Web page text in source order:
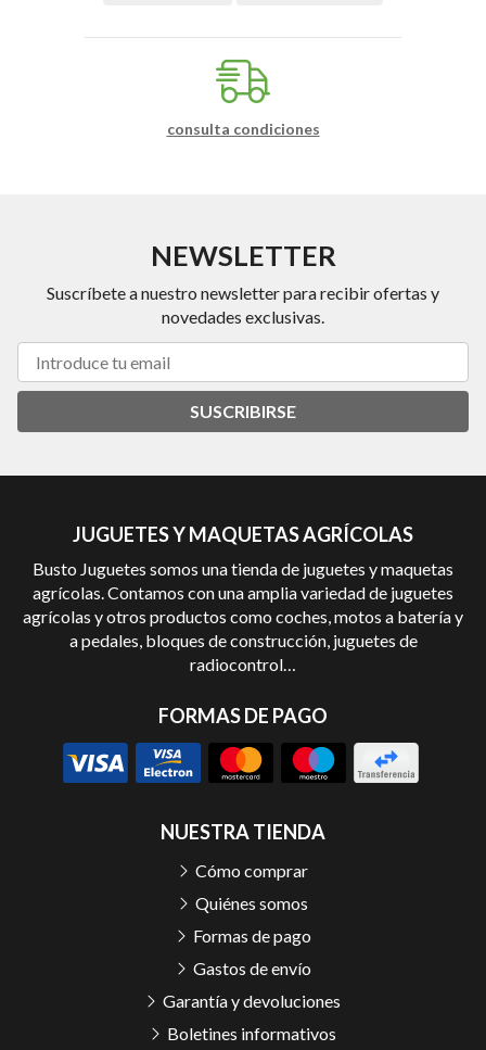
consulta condiciones
NEWSLETTER
Suscríbete a nuestro newsletter para recibir ofertas y
novedades exclusivas.
SUSCRIBIRSE
JUGUETES Y MAQUETAS AGRÍCOLAS
Busto Juguetes somos una tienda de juguetes y maquetas
agrícolas. Contamos con una amplia variedad de juguetes
agrícolas y otros productos como coches, motos a batería y
a pedales, bloques de construcción, juguetes de
radiocontrol…
FORMAS DE PAGO
NUESTRA TIENDA
Cómo comprar
Quiénes somos
Formas de pago
Gastos de envío
Garantía y devoluciones
Boletines informativos